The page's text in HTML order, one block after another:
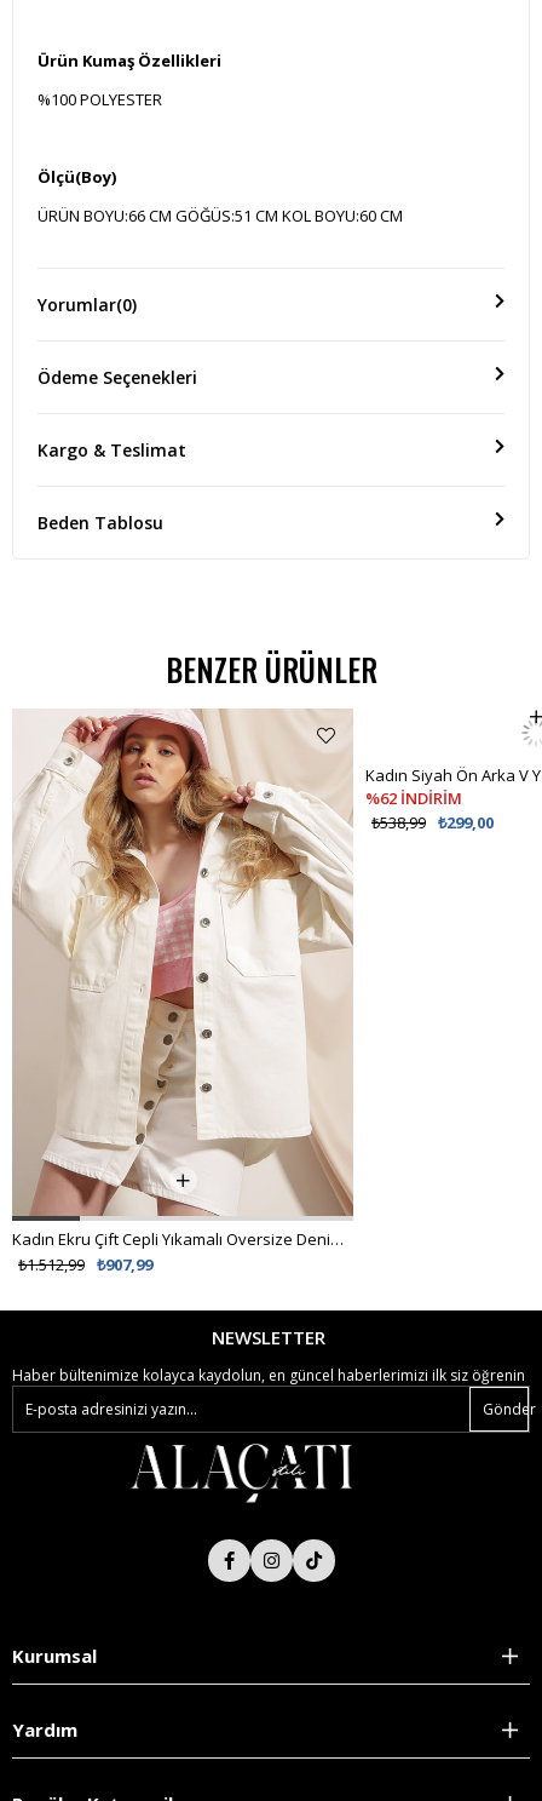
Ürün Kumaş Özellikleri
%100 POLYESTER
Ölçü(Boy)
ÜRÜN BOYU:66 CM GÖĞÜS:51 CM KOL BOYU:60 CM
Yorumlar(0)
Ödeme Seçenekleri
Kargo & Teslimat
Beden Tablosu
BENZER ÜRÜNLER
Kadın Ekru Çift Cepli Yıkamalı Oversize Denim Ceket ALC-X8152
₺907,99
₺1.512,99
NEWSLETTER
Haber bültenimize kolayca kaydolun, en güncel haberlerimizi ilk siz öğrenin
Gönder
Kurumsal
Yardım